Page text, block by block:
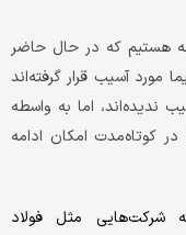
هستیم که در حال حاضر
مورد آسیب قرار گرفته‌اند
ندیده‌اند، اما به واسطه
در کوتاه‌مدت امکان ادامه
شرکت‌هایی مثل فولاد